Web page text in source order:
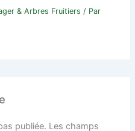
& Arbres Fruitiers / Par
publiée. Les champs